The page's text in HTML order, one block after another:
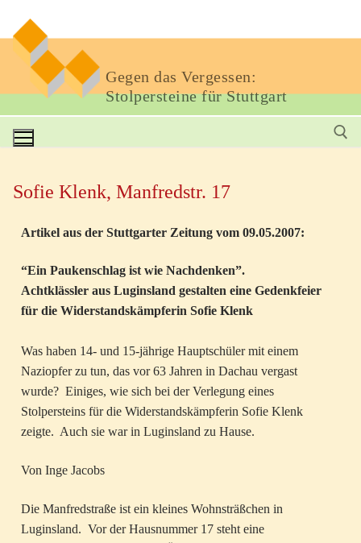
Gegen das Vergessen:
Stolpersteine für Stuttgart
Sofie Klenk, Manfredstr. 17
Artikel aus der Stuttgarter Zeitung vom 09.05.2007:
“Ein Paukenschlag ist wie Nachdenken”.
Achtklässler aus Luginsland gestalten eine Gedenkfeier
für die Widerstandskämpferin Sofie Klenk
Was haben 14- und 15-jährige Hauptschüler mit einem
Naziopfer zu tun, das vor 63 Jahren in Dachau vergast
wurde? Einiges, wie sich bei der Verlegung eines
Stolpersteins für die Widerstandskämpferin Sofie Klenk
zeigte. Auch sie war in Luginsland zu Hause.
Von Inge Jacobs
Die Manfredstraße ist ein kleines Wohnsträßchen in
Luginsland. Vor der Hausnummer 17 steht eine